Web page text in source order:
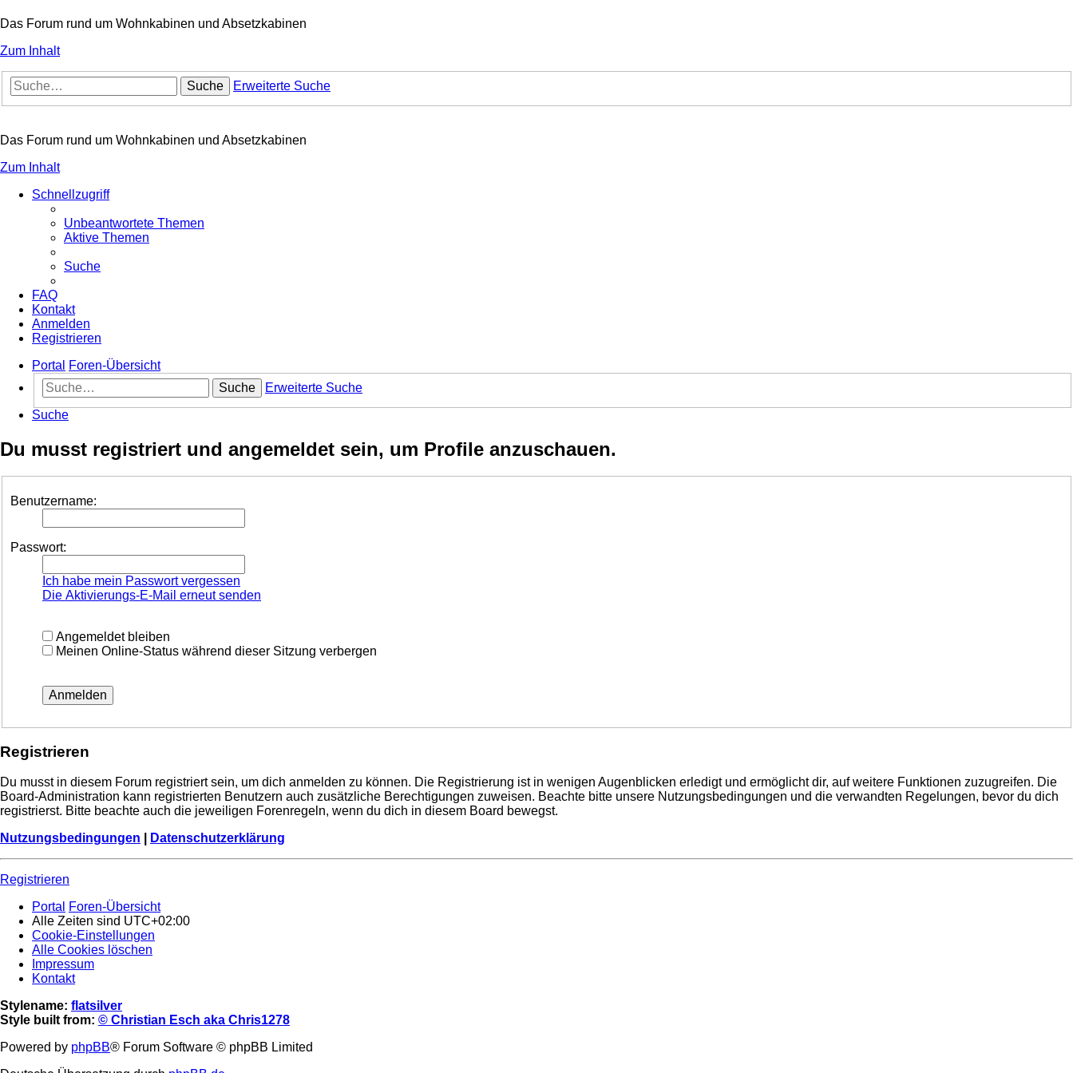
Das Forum rund um Wohnkabinen und Absetzkabinen
Zum Inhalt
Suche Erweiterte Suche
Das Forum rund um Wohnkabinen und Absetzkabinen
Zum Inhalt
Schnellzugriff
Unbeantwortete Themen
Aktive Themen
Suche
FAQ
Kontakt
Anmelden
Registrieren
Portal
Foren-Übersicht
Suche
Erweiterte Suche
Suche
Du musst registriert und angemeldet sein, um Profile anzuschauen.
Benutzername:
Passwort:
Ich habe mein Passwort vergessen
Die Aktivierungs-E-Mail erneut senden
Angemeldet bleiben
Meinen Online-Status während dieser Sitzung verbergen
Registrieren
Du musst in diesem Forum registriert sein, um dich anmelden zu können. Die Registrierung ist in wenigen Augenblicken erledigt und ermöglicht dir, auf weitere Funktionen zuzugreifen. Die
Board-Administration kann registrierten Benutzern auch zusätzliche Berechtigungen zuweisen. Beachte bitte unsere Nutzungsbedingungen und die verwandten Regelungen, bevor du dich
registrierst. Bitte beachte auch die jeweiligen Forenregeln, wenn du dich in diesem Board bewegst.
Nutzungsbedingungen
Datenschutzerklärung
Registrieren
Portal Foren-Übersicht
Alle Zeiten sind UTC+02:00
Cookie-Einstellungen
Alle Cookies löschen
Impressum
Kontakt
Stylename: flatsilver
Style built from: © Christian Esch aka Chris1278
Powered by phpBB® Forum Software © phpBB Limited